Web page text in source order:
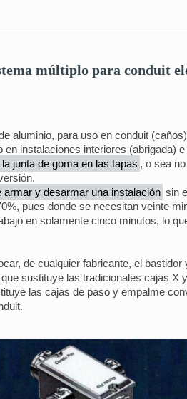
múltiplo para conduit
aluminio, para uso en conduit
instalaciones interiores (abrigada)
junta de goma en las tapas , o sea
y desarmar una instalación sin
pues donde se necesitan veinte
en solamente cinco minutos, lo
de cualquier fabricante, el
sustituye las tradicionales cajas X
las cajas de paso y empalme